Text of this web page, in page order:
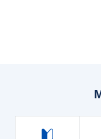
が、主治医や病棟看
を行っており、以下
れています。 1．ペ